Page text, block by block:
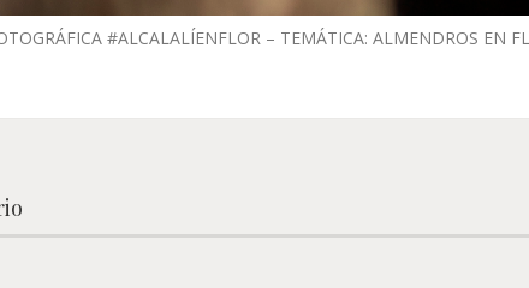
#ALCALALÍENFLOR – TEMÁTICA: ALMENDROS EN